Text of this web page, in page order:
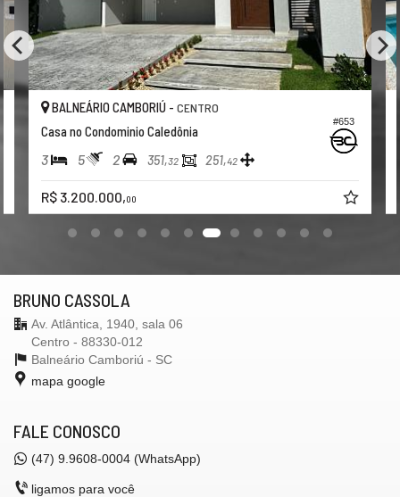
#653
BALNEÁRIO CAMBORIÚ - CENTRO
Casa no Condominio Caledônia
3 5 2 351,32 251,42
R$ 3.200.000,00
BRUNO CASSOLA
Av. Atlântica, 1940, sala 06
Centro - 88330-012
Balneário Camboriú - SC
mapa google
FALE CONOSCO
(47) 9.9608-0004 (WhatsApp)
ligamos para você